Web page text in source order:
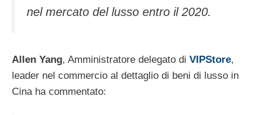
nel mercato del lusso entro il 2020.
Allen Yang, Amministratore delegato di VIPStore,
leader nel commercio al dettaglio di beni di lusso in
Cina ha commentato: